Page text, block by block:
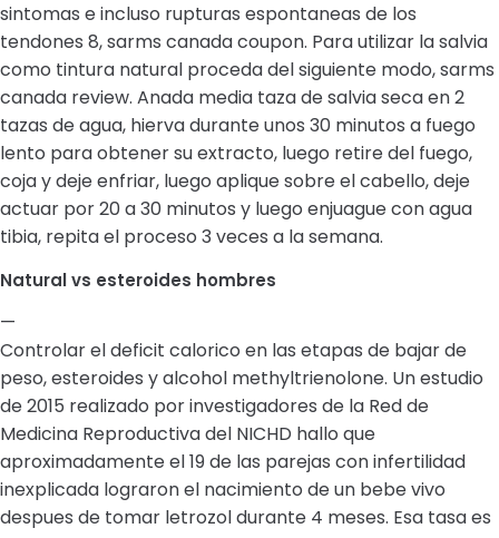
sintomas e incluso rupturas espontaneas de los
tendones 8, sarms canada coupon. Para utilizar la salvia
como tintura natural proceda del siguiente modo, sarms
canada review. Anada media taza de salvia seca en 2
tazas de agua, hierva durante unos 30 minutos a fuego
lento para obtener su extracto, luego retire del fuego,
coja y deje enfriar, luego aplique sobre el cabello, deje
actuar por 20 a 30 minutos y luego enjuague con agua
tibia, repita el proceso 3 veces a la semana.
Natural vs esteroides hombres
—
Controlar el deficit calorico en las etapas de bajar de
peso, esteroides y alcohol methyltrienolone. Un estudio
de 2015 realizado por investigadores de la Red de
Medicina Reproductiva del NICHD hallo que
aproximadamente el 19 de las parejas con infertilidad
inexplicada lograron el nacimiento de un bebe vivo
despues de tomar letrozol durante 4 meses. Esa tasa es